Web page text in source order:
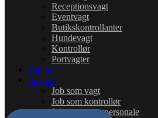
Receptionsvagt
Eventvagt
Butikskontrollanter
Hundevagt
Kontrollør
Portvagter
Om os
Søg job
Job som vagt
Job som kontrollør
Job som eventpersonale